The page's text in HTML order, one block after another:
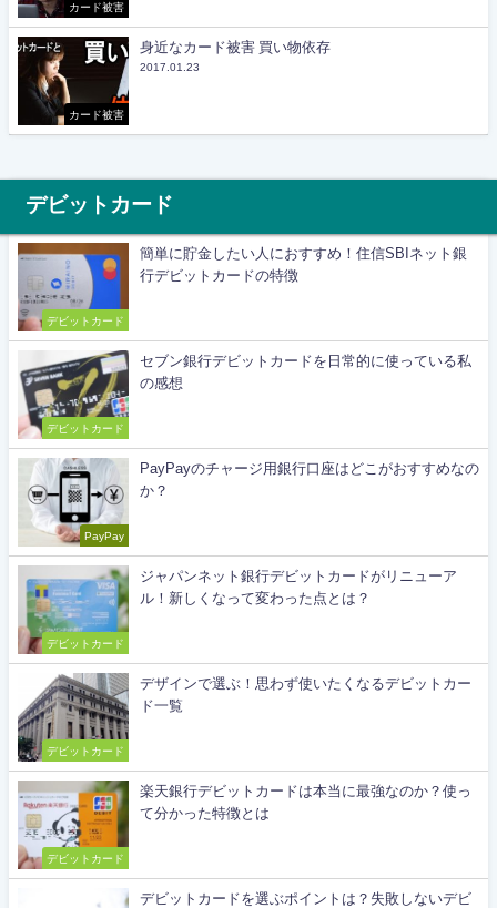
カード被害
カード被害
身近なカード被害 買い物依存
2017.01.23
デビットカード
デビットカード
簡単に貯金したい人におすすめ！住信SBIネット銀
行デビットカードの特徴
デビットカード
セブン銀行デビットカードを日常的に使っている私
の感想
PayPay
PayPayのチャージ用銀行口座はどこがおすすめなの
か？
デビットカード
ジャパンネット銀行デビットカードがリニューア
ル！新しくなって変わった点とは？
デビットカード
デザインで選ぶ！思わず使いたくなるデビットカー
ド一覧
デビットカード
楽天銀行デビットカードは本当に最強なのか？使っ
て分かった特徴とは
デビットカードを選ぶポイントは？失敗しないデビ